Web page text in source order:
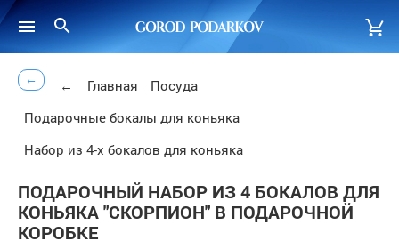
← ← Главная
Посуда
Подарочные бокалы для коньяка
Набор из 4-х бокалов для коньяка
ПОДАРОЧНЫЙ НАБОР ИЗ 4 БОКАЛОВ ДЛЯ
КОНЬЯКА "СКОРПИОН" В ПОДАРОЧНОЙ
КОРОБКЕ